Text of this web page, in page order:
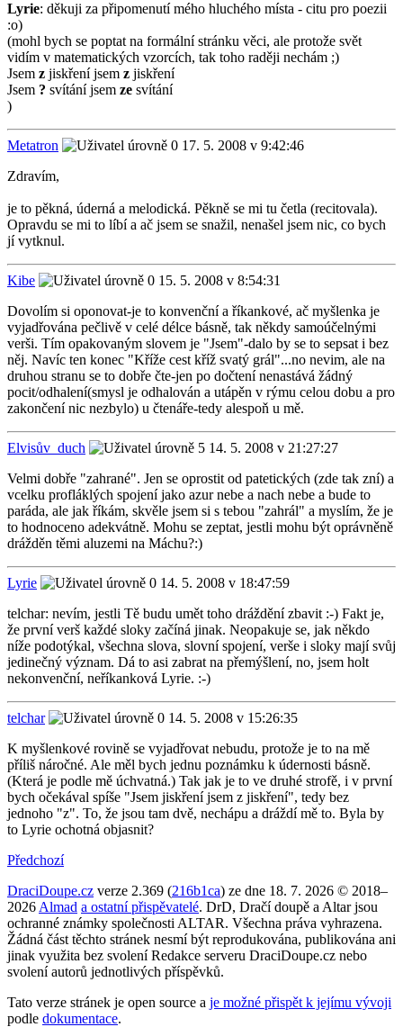
Lyrie: děkuji za připomenutí mého hluchého místa - citu pro poezii
:o)
(mohl bych se poptat na formální stránku věci, ale protože svět
vidím v matematických vzorcích, tak toho raději nechám ;)
Jsem z jiskření jsem z jiskření
Jsem ? svítání jsem ze svítání
)
Metatron
17. 5. 2008 v 9:42:46
Zdravím,
je to pěkná, úderná a melodická. Pěkně se mi tu četla (recitovala).
Opravdu se mi to líbí a ač jsem se snažil, nenašel jsem nic, co bych
jí vytknul.
Kibe
15. 5. 2008 v 8:54:31
Dovolím si oponovat-je to konvenční a říkankové, ač myšlenka je
vyjadřována pečlivě v celé délce básně, tak někdy samoúčelnými
verši. Tím opakovaným slovem je "Jsem"-dalo by se to sepsat i bez
něj. Navíc ten konec "Kříže cest kříž svatý grál"...no nevim, ale na
druhou stranu se to dobře čte-jen po dočtení nenastává žádný
pocit/odhalení(smysl je odhalován a utápěn v rýmu celou dobu a pro
zakončení nic nezbylo) u čtenáře-tedy alespoň u mě.
Elvisův_duch
14. 5. 2008 v 21:27:27
Velmi dobře "zahrané". Jen se oprostit od patetických (zde tak zní) a
vcelku profláklých spojení jako azur nebe a nach nebe a bude to
paráda, ale jak říkám, skvěle jsem si s tebou "zahrál" a myslím, že je
to hodnoceno adekvátně. Mohu se zeptat, jestli mohu být oprávněně
drážděn těmi aluzemi na Máchu?:)
Lyrie
14. 5. 2008 v 18:47:59
telchar: nevím, jestli Tě budu umět toho dráždění zbavit :-) Fakt je,
že první verš každé sloky začíná jinak. Neopakuje se, jak někdo
níže podotýkal, všechna slova, slovní spojení, verše i sloky mají svůj
jedinečný význam. Dá to asi zabrat na přemýšlení, no, jsem holt
nekonvenční, neříkanková Lyrie. :-)
telchar
14. 5. 2008 v 15:26:35
K myšlenkové rovině se vyjadřovat nebudu, protože je to na mě
příliš náročné. Ale měl bych jednu poznámku k údernosti básně.
(Která je podle mě úchvatná.) Tak jak je to ve druhé strofě, i v první
bych očekával spíše "Jsem jiskření jsem z jiskření", tedy bez
jednoho "z". To, že jsou tam dvě, nechápu a dráždí mě to. Byla by
to Lyrie ochotná objasnit?
Předchozí
DraciDoupe.cz verze 2.369 (216b1ca) ze dne 18. 7. 2026 © 2018–
2026 Almad a ostatní přispěvatelé. DrD, Dračí doupě a Altar jsou
ochranné známky společnosti ALTAR. Všechna práva vyhrazena.
Žádná část těchto stránek nesmí být reprodukována, publikována ani
jinak využita bez svolení Redakce serveru DraciDoupe.cz nebo
svolení autorů jednotlivých příspěvků.
Tato verze stránek je open source a je možné přispět k jejímu vývoji
podle dokumentace.